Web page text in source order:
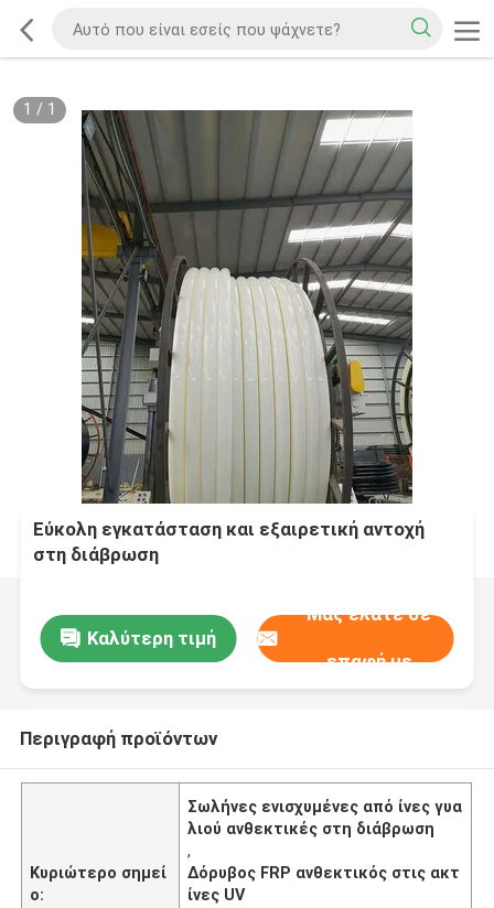
1 / 1
Εύκολη εγκατάσταση και εξαιρετική αντοχή
στη διάβρωση
Καλύτερη τιμή
Μας ελάτε σε
επαφή με
Περιγραφή προϊόντων
Κυριώτερο σημεί
ο:
Σωλήνες ενισχυμένες από ίνες γυα
λιού ανθεκτικές στη διάβρωση
,
Δόρυβος FRP ανθεκτικός στις ακτ
ίνες UV